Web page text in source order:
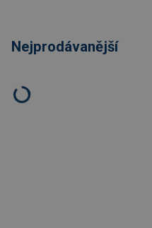
Nejprodávanější